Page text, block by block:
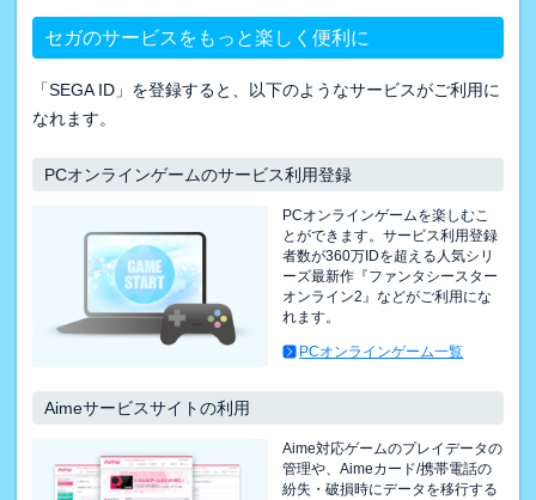
セガのサービスをもっと楽しく便利に
「SEGA ID」を登録すると、以下のようなサービスがご利用に
なれます。
PCオンラインゲームのサービス利用登録
PCオンラインゲームを楽しむこ
とができます。サービス利用登録
者数が360万IDを超える人気シリ
ーズ最新作『ファンタシースター
オンライン2』などがご利用にな
れます。
PCオンラインゲーム一覧
Aimeサービスサイトの利用
Aime対応ゲームのプレイデータの
管理や、Aimeカード/携帯電話の
紛失・破損時にデータを移行する